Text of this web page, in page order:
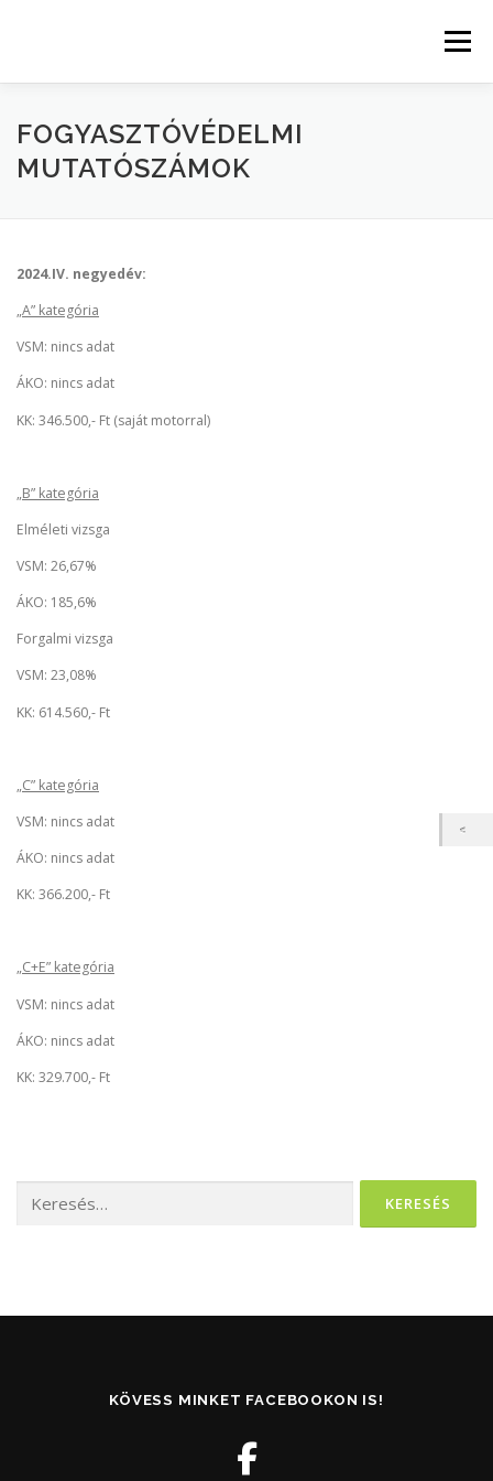
Menü
KEZDŐLAP KATEGÓRIÁK
FOGYASZTÓVÉDELMI
MUTATÓSZÁMOK
2024.IV. negyedév:
„A” kategória
VSM: nincs adat
ÁKO: nincs adat
KK: 346.500,- Ft (saját motorral)
„B” kategória
Elméleti vizsga
VSM: 26,67%
ÁKO: 185,6%
Forgalmi vizsga
VSM: 23,08%
KK: 614.560,- Ft
„C” kategória
VSM: nincs adat
ÁKO: nincs adat
KK: 366.200,- Ft
„C+E” kategória
VSM: nincs adat
ÁKO: nincs adat
KK: 329.700,- Ft
KÖVESS MINKET FACEBOOKON IS!